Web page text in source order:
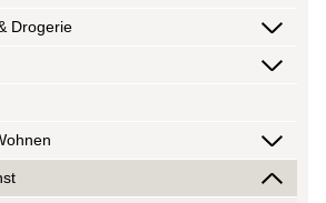
Drogerie